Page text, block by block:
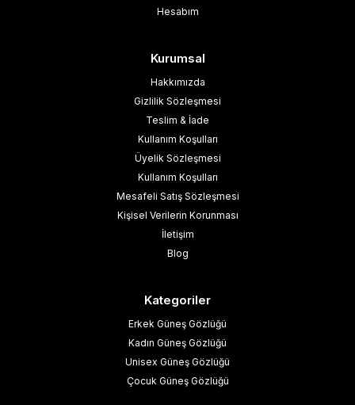
Hesabım
Kurumsal
Hakkımızda
Gizlilik Sözleşmesi
Teslim & İade
Kullanım Koşulları
Üyelik Sözleşmesi
Kullanım Koşulları
Mesafeli Satış Sözleşmesi
Kişisel Verilerin Korunması
İletişim
Blog
Kategoriler
Erkek Güneş Gözlüğü
Kadın Güneş Gözlüğü
Unisex Güneş Gözlüğü
Çocuk Güneş Gözlüğü